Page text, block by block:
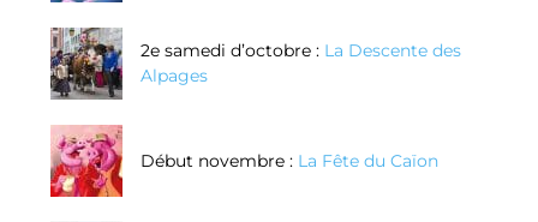
2e samedi d’octobre : La Descente des
Alpages
Début novembre : La Fête du Caïon